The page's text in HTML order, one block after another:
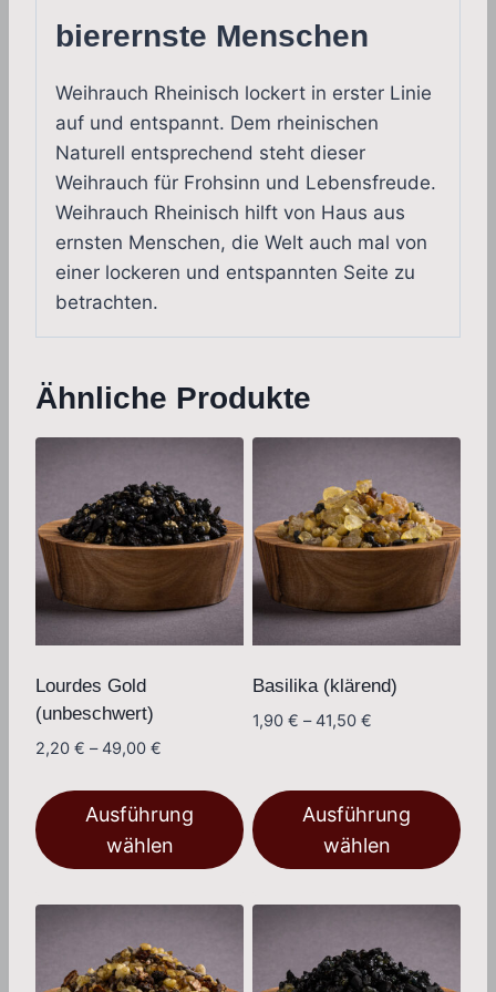
bierernste Menschen
Weihrauch Rheinisch lockert in erster Linie
auf und entspannt. Dem rheinischen
Naturell entsprechend steht dieser
Weihrauch für Frohsinn und Lebensfreude.
Weihrauch Rheinisch hilft von Haus aus
ernsten Menschen, die Welt auch mal von
einer lockeren und entspannten Seite zu
betrachten.
Ähnliche Produkte
Lourdes Gold
(unbeschwert)
2,20 € –49,00 €
49,00 €
Ausführung
wählen
Produkt
mehrere
Basilika (klärend)
1,90 € –41,50 €
41,50 €
Ausführung
wählen
Produkt
mehrere